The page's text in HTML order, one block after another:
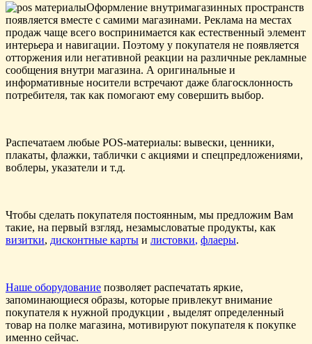
Оформление внутримагазинных пространств
появляется вместе с самими магазинами. Реклама на местах
продаж чаще всего воспринимается как естественный элемент
интерьера и навигации. Поэтому у покупателя не появляется
отторжения или негативной реакции на различные рекламные
сообщения внутри магазина. А оригинальные и
информативные носители встречают даже благосклонность
потребителя, так как помогают ему совершить выбор.
Распечатаем любые POS-материалы: вывески, ценники,
плакаты, флажки, таблички с акциями и спецпредложениями,
воблеры, указатели и т.д.
Чтобы сделать покупателя постоянным, мы предложим Вам
такие, на первый взгляд, незамысловатые продукты, как
визитки, дисконтные карты и листовки, флаеры.
Наше оборудование позволяет распечатать яркие,
запоминающиеся образы, которые привлекут внимание
покупателя к нужной продукции , выделят определенный
товар на полке магазина, мотивируют покупателя к покупке
именно сейчас.